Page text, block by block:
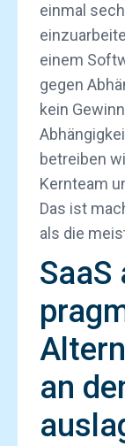
einmal
einem
gegen
kein
betreiben
Kernteam
Das ist
als die
SaaS
an